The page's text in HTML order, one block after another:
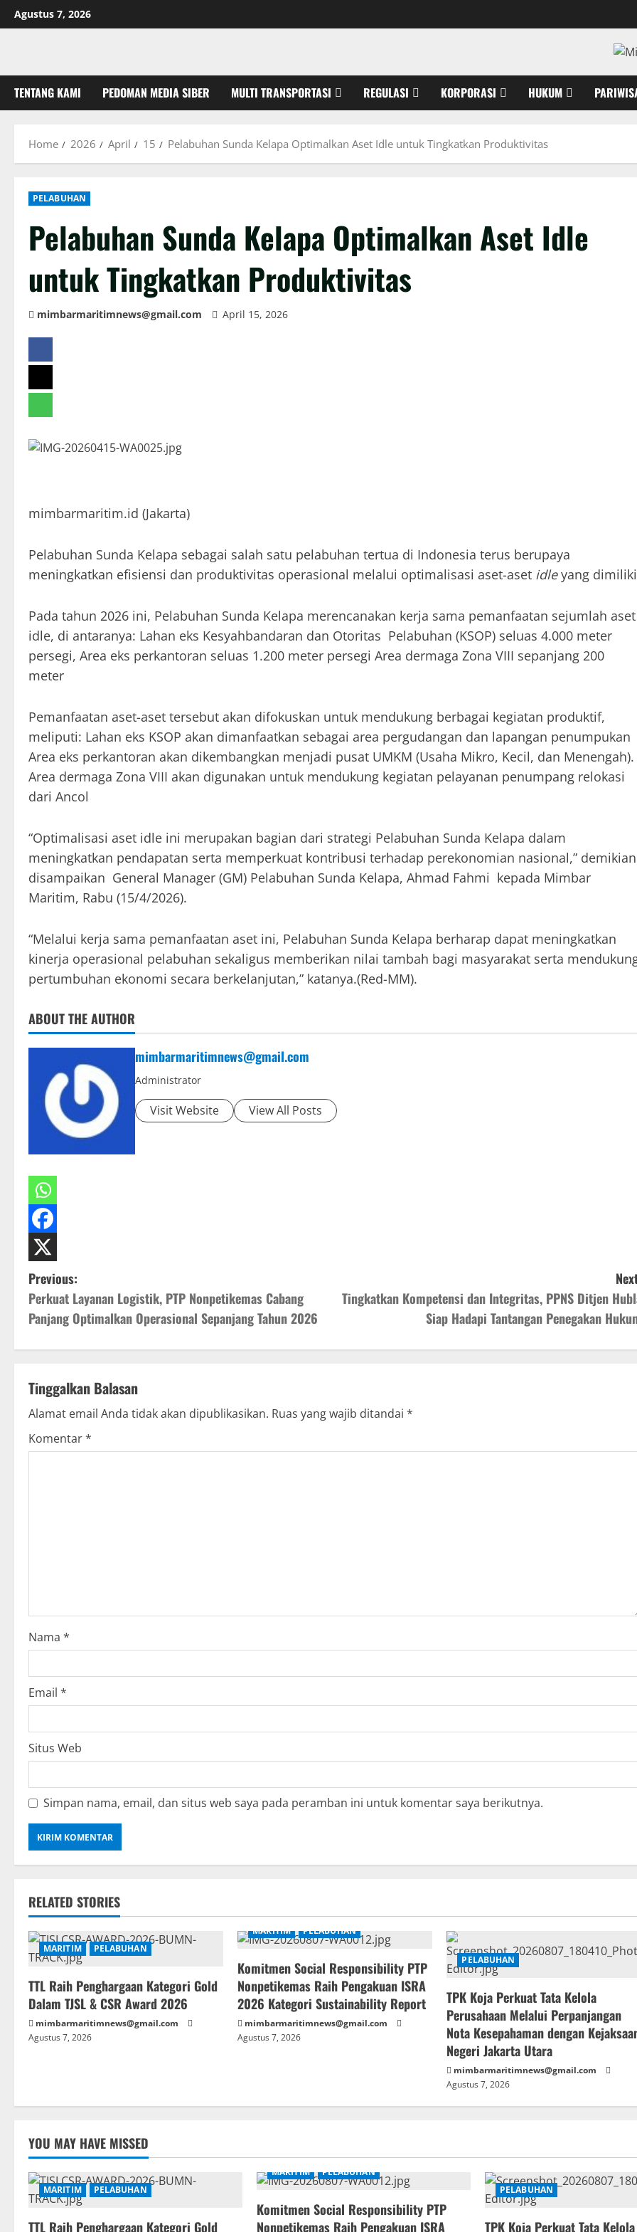
Skip
to
Agustus 7, 2026
TENTANG KAMI PEDOMAN MEDIA SIBER MULTI TRANSPORTASI REGULASI KORPORASI HUKUM
Home 2026 April 15 Pelabuhan Sunda Kelapa Optimalkan Aset Idle untuk Tingkatkan Produktivitas
PELABUHAN
Pelabuhan Sunda Kelapa Optimalkan Aset Idle
untuk Tingkatkan Produktivitas
mimbarmaritimnews@gmail.com April 15, 2026
mimbarmaritim.id (Jakarta)
Pelabuhan Sunda Kelapa sebagai salah satu pelabuhan tertua di Indonesia terus berupaya
meningkatkan efisiensi dan produktivitas operasional melalui optimalisasi aset-aset idleyang
Pada tahun 2026 ini, Pelabuhan Sunda Kelapa merencanakan kerja sama pemanfaatan sejumlah aset
idle, di antaranya: Lahan eks Kesyahbandaran dan Otoritas Pelabuhan (KSOP) seluas 4.000 meter
persegi, Area eks perkantoran seluas 1.200 meter persegi Area dermaga Zona VIII sepanjang 200
meter
Pemanfaatan aset-aset tersebut akan difokuskan untuk mendukung berbagai kegiatan produktif,
meliputi: Lahan eks KSOP akan dimanfaatkan sebagai area pergudangan dan lapangan penumpukan
Area eks perkantoran akan dikembangkan menjadi pusat UMKM (Usaha Mikro, Kecil, dan Menengah).
Area dermaga Zona VIII akan digunakan untuk mendukung kegiatan pelayanan penumpang relokasi
dari Ancol
“Optimalisasi aset idle ini merupakan bagian dari strategi Pelabuhan Sunda Kelapa dalam
meningkatkan pendapatan serta memperkuat kontribusi terhadap perekonomian nasional,” demikian
disampaikan General Manager (GM) Pelabuhan Sunda Kelapa, Ahmad Fahmi kepada Mimbar
Maritim, Rabu (15/4/2026).
“Melalui kerja sama pemanfaatan aset ini, Pelabuhan Sunda Kelapa berharap dapat meningkatkan
kinerja operasional pelabuhan sekaligus memberikan nilai tambah bagi masyarakat serta
pertumbuhan ekonomi secara berkelanjutan,” katanya.(Red-MM).
ABOUT THE AUTHOR
mimbarmaritimnews@gmail.com
Administrator
Visit Website View All Posts
P
o
s
n
a
v
i
o
n
Previous:
Perkuat Layanan Logistik, PTP Nonpetikemas Cabang
Panjang Optimalkan Operasional Sepanjang Tahun 2026
Tingkatkan Kompetensi dan Integritas, PPNS Ditjen
Siap Hadapi Tantangan Penegakan
Tinggalkan Balasan
Alamat email Anda tidak akan dipublikasikan. Ruas yang wajib ditandai *
Komentar*
Nama *
Email *
Situs Web
Simpan nama, email, dan situs web saya pada peramban ini untuk komentar saya berikutnya.
RELATED STORIES
MARITIM PELABUHAN
TTL Raih Penghargaan Kategori Gold
Dalam TJSL & CSR Award 2026
mimbarmaritimnews@gmail.com
Agustus 7, 2026
MARITIM PELABUHAN
Komitmen Social Responsibility PTP
Nonpetikemas Raih Pengakuan ISRA
2026 Kategori Sustainability Report
mimbarmaritimnews@gmail.com
Agustus 7, 2026
PELABUHAN
TPK Koja Perkuat Tata Kelola
Perusahaan Melalui Perpanjangan
Nota Kesepahaman dengan
Negeri Jakarta Utara
mimbarmaritimnews@gmail.com
Agustus 7, 2026
YOU MAY HAVE MISSED
MARITIM PELABUHAN
TTL Raih Penghargaan Kategori Gold
MARITIM PELABUHAN
Komitmen Social Responsibility PTP
Nonpetikemas Raih Pengakuan ISRA
PELABUHAN
TPK Koja Perkuat Tata